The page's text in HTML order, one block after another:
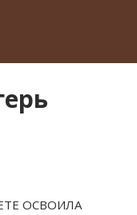
ОСВОИЛА